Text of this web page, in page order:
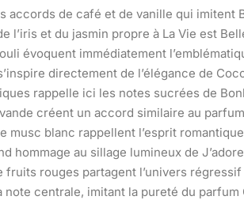
accords de café et de vanille qui imitent
l’iris et du jasmin propre à La Vie est
évoquent immédiatement
directement de l’élégance de
rappelle ici les notes sucrées de
créent un accord similaire au
musc blanc rappellent l’esprit
hommage au sillage lumineux de
rouges partagent l’univers régressif
centrale, imitant la pureté du parfum